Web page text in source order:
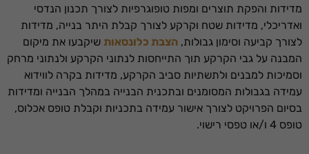
מדידות והפקת תוצרים ומפות טופוגרפיות לצורך תכנון הנדסי
ואדריכלי, מדידות שטח וקרקע לצורך קבלת היתר בנייה, מדידות
לצורך קביעה וסימון גבולות, הצבת כלונסאות שיקבעו את מיקום
המבנה על גבי הקרקע תוך התייחסות לנתוני הקרקע ולנתוני מרחק
וסמיכות למבנים ולתשתיות סביב הקרקע, מדידות בקרה לווידוא
עמידה בגבולות המסומנים ובתכנית הבנייה במהלך הבנייה ומדידות
בסיום הפרויקט לצורך אישור עמידה בתכניות וקבלת טופס אכלוס,
טופס 4 ו/או טפסי רישוי.